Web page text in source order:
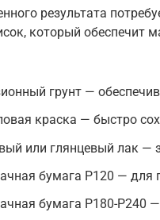
результата
который обеспечит
грунт —
краска — быстро
или глянцевый лак —
бумага P120 — для
бумага P180-P240